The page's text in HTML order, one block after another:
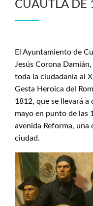
CUAUTLA DE
El Ayuntamiento de
Jesús Corona
toda la ciudadanía al
Gesta Heroica del
1812, que se llevará
mayo en punto de las
avenida Reforma, una
ciudad.